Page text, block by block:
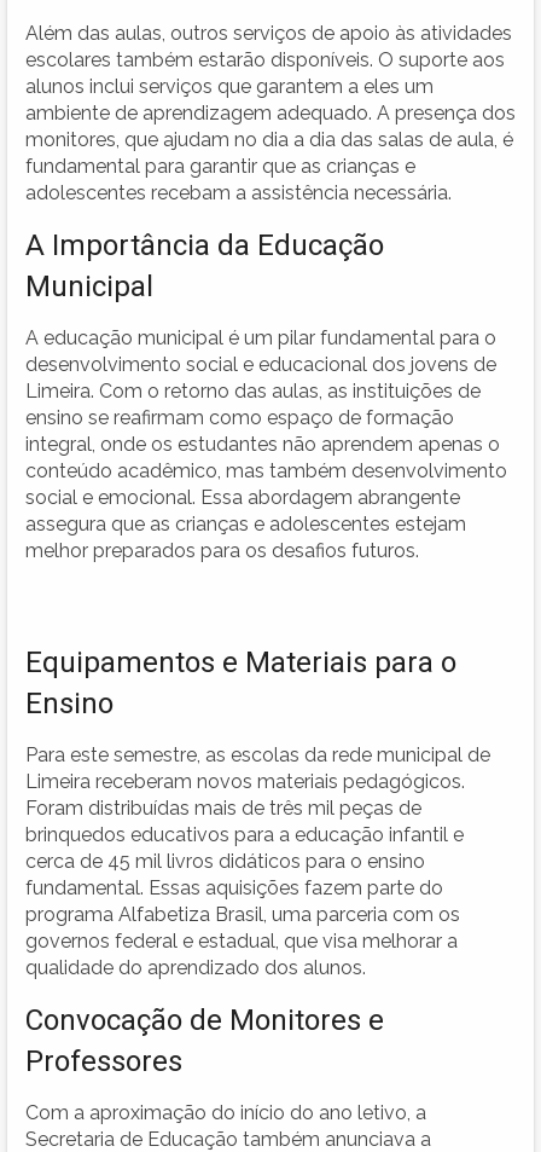
Além das aulas, outros serviços de apoio às atividades
escolares também estarão disponíveis. O suporte aos
alunos inclui serviços que garantem a eles um
ambiente de aprendizagem adequado. A presença dos
monitores, que ajudam no dia a dia das salas de aula, é
fundamental para garantir que as crianças e
adolescentes recebam a assistência necessária.
A Importância da Educação
Municipal
A educação municipal é um pilar fundamental para o
desenvolvimento social e educacional dos jovens de
Limeira. Com o retorno das aulas, as instituições de
ensino se reafirmam como espaço de formação
integral, onde os estudantes não aprendem apenas o
conteúdo acadêmico, mas também desenvolvimento
social e emocional. Essa abordagem abrangente
assegura que as crianças e adolescentes estejam
melhor preparados para os desafios futuros.
Equipamentos e Materiais para o
Ensino
Para este semestre, as escolas da rede municipal de
Limeira receberam novos materiais pedagógicos.
Foram distribuídas mais de três mil peças de
brinquedos educativos para a educação infantil e
cerca de 45 mil livros didáticos para o ensino
fundamental. Essas aquisições fazem parte do
programa Alfabetiza Brasil, uma parceria com os
governos federal e estadual, que visa melhorar a
qualidade do aprendizado dos alunos.
Convocação de Monitores e
Professores
Com a aproximação do início do ano letivo, a
Secretaria de Educação também anunciava a